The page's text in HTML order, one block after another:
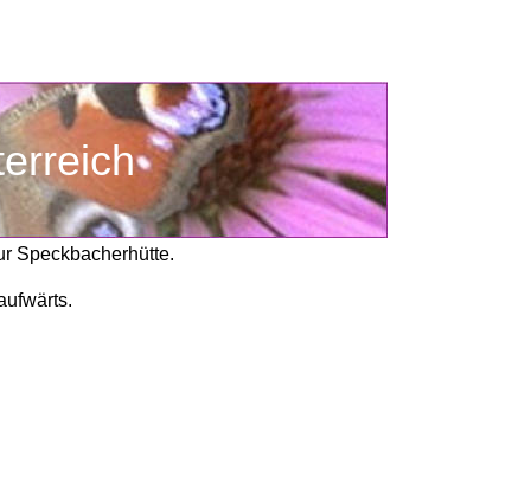
Speckbacherhütte.